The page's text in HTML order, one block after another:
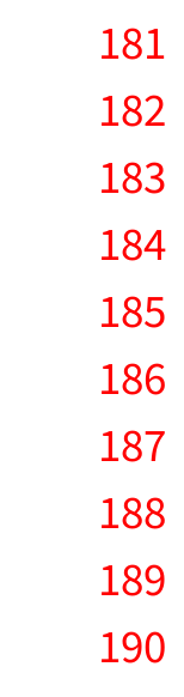
181
182
183
184
185
186
187
188
189
190